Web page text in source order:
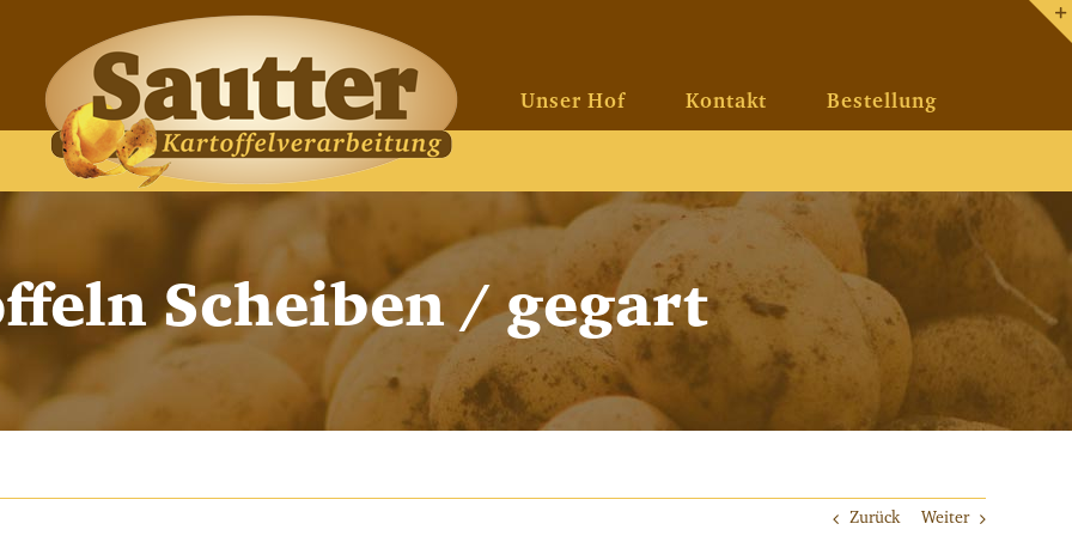
Unser Hof Kontakt Bestellung
Scheiben / gegart
Zurück Weiter